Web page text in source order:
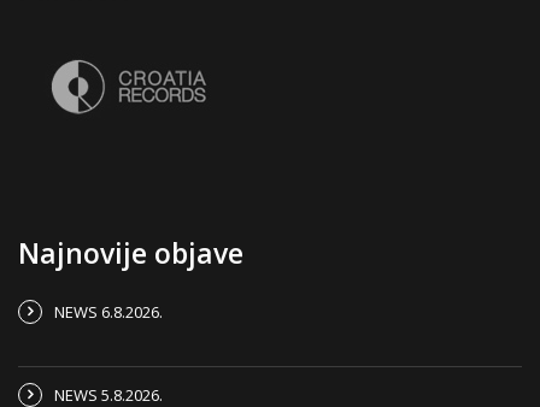
Najnovije objave
NEWS 6.8.2026.
NEWS 5.8.2026.